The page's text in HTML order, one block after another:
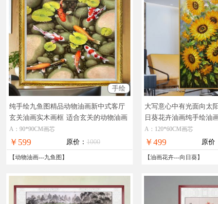
手绘
纯手绘九鱼图精品动物油画新中式客厅
玄关油画实木画框 适合玄关的动物油画
A：90*90CM画芯
￥599 原价： 1000
【动物油画---九鱼图 】
大写意心中有光面向太
日葵花卉油画纯手绘油
中式装饰厚肌理玄关油
A：120*60CM画芯
￥499 原价
【油画花卉---向日葵】